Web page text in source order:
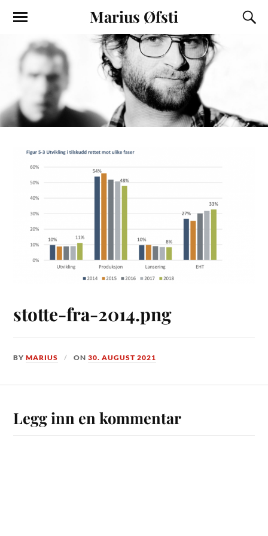
Marius Øfsti
stotte-fra-2014.png
BYMARIUS ON30. AUGUST 2021
Legg inn en kommentar